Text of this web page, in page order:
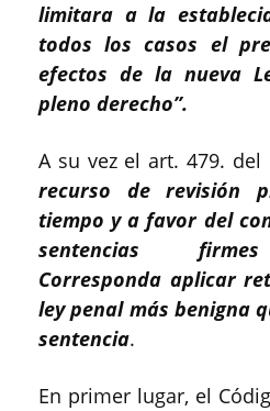
limitara a la
todos los casos el
efectos de la nueva
pleno derecho”.
A su vez el art. 479.
recurso de revisión
tiempo y a favor del
sentencias
Corresponda aplicar
ley penal más benigna
sentencia.
En primer lugar, el